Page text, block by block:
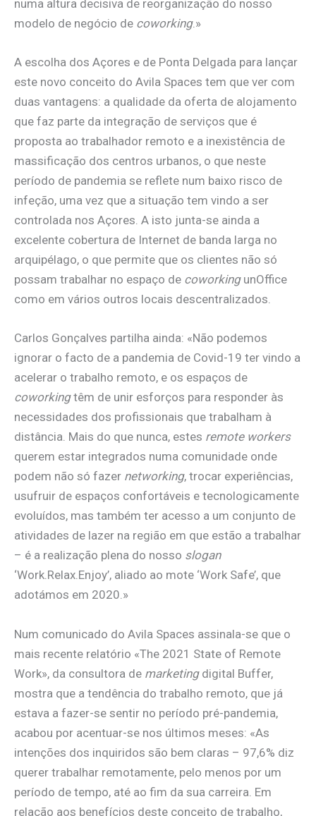
numa altura decisiva de reorganização do nosso
modelo de negócio de coworking.»
A escolha dos Açores e de Ponta Delgada para lançar
este novo conceito do Avila Spaces tem que ver com
duas vantagens: a qualidade da oferta de alojamento
que faz parte da integração de serviços que é
proposta ao trabalhador remoto e a inexistência de
massificação dos centros urbanos, o que neste
período de pandemia se reflete num baixo risco de
infeção, uma vez que a situação tem vindo a ser
controlada nos Açores. A isto junta-se ainda a
excelente cobertura de Internet de banda larga no
arquipélago, o que permite que os clientes não só
possam trabalhar no espaço de coworkingunOffice
como em vários outros locais descentralizados.
Carlos Gonçalves partilha ainda: «Não podemos
ignorar o facto de a pandemia de Covid-19 ter vindo a
acelerar o trabalho remoto, e os espaços de
coworkingtêm de unir esforços para responder às
necessidades dos profissionais que trabalham à
distância. Mais do que nunca, estes remote workers
querem estar integrados numa comunidade onde
podem não só fazer networking, trocar experiências,
usufruir de espaços confortáveis e tecnologicamente
evoluídos, mas também ter acesso a um conjunto de
atividades de lazer na região em que estão a trabalhar
– é a realização plena do nosso slogan
‘Work.Relax.Enjoy’, aliado ao mote ‘Work Safe’, que
adotámos em 2020.»
Num comunicado do Avila Spaces assinala-se que o
mais recente relatório «The 2021 State of Remote
Work», da consultora de marketingdigital Buffer,
mostra que a tendência do trabalho remoto, que já
estava a fazer-se sentir no período pré-pandemia,
acabou por acentuar-se nos últimos meses: «As
intenções dos inquiridos são bem claras – 97,6% diz
querer trabalhar remotamente, pelo menos por um
período de tempo, até ao fim da sua carreira. Em
relação aos benefícios deste conceito de trabalho,